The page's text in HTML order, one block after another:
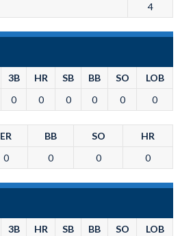
4
3B HR SB BB SO
LOB
0 0 0 0 0 0
ER BB SO
HR
0 0 0 0
3B HR SB BB SO
LOB